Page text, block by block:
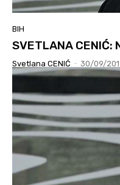
BIH
SVETLANA
Svetlana CENIĆ - 30/09/